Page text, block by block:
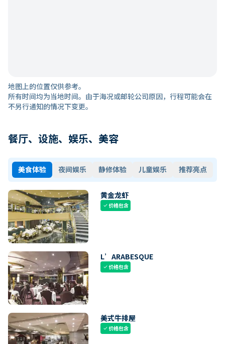
地图上的位置仅供参考。
所有时间均为当地时间。由于海况或邮轮公司原因，行程可能会在
不另行通知的情况下变更。
餐厅、设施、娱乐、美容
美食体验 夜间娱乐 静修体验 儿童娱乐 推荐亮点
黄金龙虾
check价格包含
L’ARABESQUE
check价格包含
美式牛排屋
check价格包含